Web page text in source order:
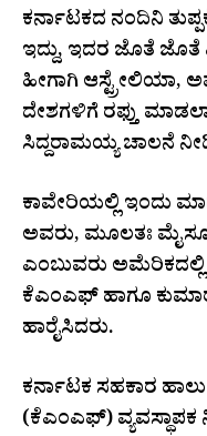
ಕರ್ನಾಟಕದ ನಂದಿನಿ
ಇದ್ದು, ಇದರ ಜೊತೆ ಜೊತೆ
ಹೀಗಾಗಿ
ದೇಶಗಳಿಗೆ ರಫ್ತು
ಸಿದ್ದರಾಮಯ್ಯ ಚಾಲನೆ
ಕಾವೇರಿಯಲ್ಲಿ ಇಂದು
ಅವರು, ಮೂಲತಃ
ಎಂಬುವರು ಅಮೆರಿಕದಲ್ಲಿ
ಕೆಎಂಎಫ್ ಹಾಗೂ
ಹಾರೈಸಿದರು.
ಕರ್ನಾಟಕ ಸಹಕಾರ
(ಕೆಎಂಎಫ್)